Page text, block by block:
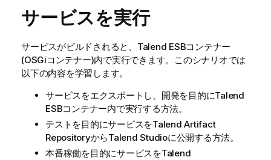
サービスを実行
サービスがビルドされると、 Talend ESBコンテナー
(OSGiコンテナー)内で実行できます。このシナリオでは
以下の内容を学習します。
サービスをエクスポートし、開発を目的にTalend
ESBコンテナー内で実行する方法。
テストを目的にサービスをTalend Artifact
RepositoryからTalend Studioに公開する方法。
本番稼働を目的にサービスをTalend